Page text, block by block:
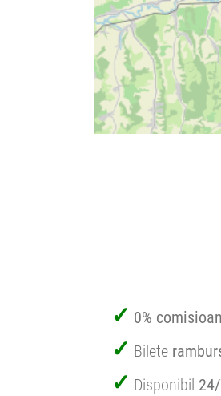
0%
Bilete
Disponibil